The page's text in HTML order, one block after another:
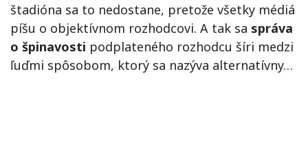
štadióna sa to nedostane, pretože všetky médiá
píšu o objektívnom rozhodcovi. A tak sa správa
o špinavosti podplateného rozhodcu šíri medzi
ľuďmi spôsobom, ktorý sa nazýva alternatívny…